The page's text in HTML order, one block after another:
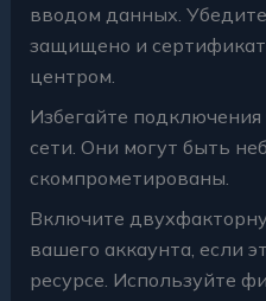
вводом данных.
защищено и
центром.
Избегайте
сети. Они могут быть
скомпрометированы.
Включите
вашего аккаунта, если
ресурсе. Используйте